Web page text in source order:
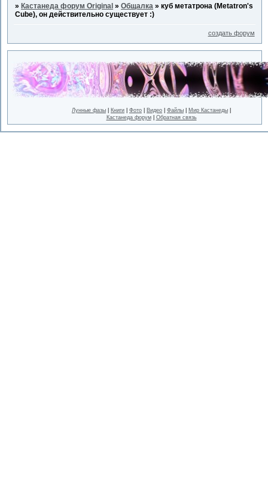
» Кастанеда форум Original »Общалка »куб метатрона (Metatron's
Cube), он действительно существует :)
создать форум
Лунные фазы Книги Фото Видео Файлы Мир Кастанеды
Кастанеда форум| Обратная связь